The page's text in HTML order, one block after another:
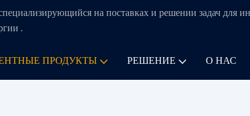
на поставках и решении задач для
.
ПРОДУКТЫ РЕШЕНИЕ О НАС